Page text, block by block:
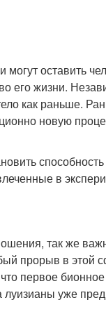
оставить
его жизни.
как раньше.
новую
способность
в
так же
прорыв в этой
первое
луизианы уже